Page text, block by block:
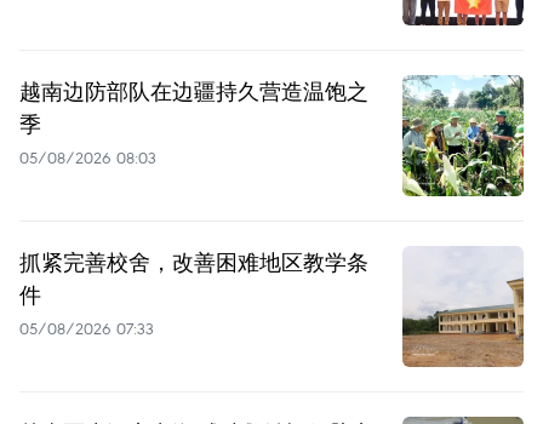
越南边防部队在边疆持久营造温饱之
季
05/08/2026 08:03
抓紧完善校舍，改善困难地区教学条
件
05/08/2026 07:33